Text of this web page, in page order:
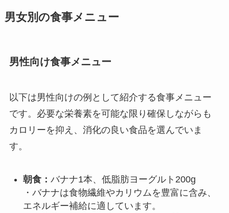
男女別の食事メニュー
男性向け食事メニュー
以下は男性向けの例として紹介する食事メニュー
です。必要な栄養素を可能な限り確保しながらも
カロリーを抑え、消化の良い食品を選んでいま
す。
朝食： バナナ1本、低脂肪ヨーグルト200g
・バナナは食物繊維やカリウムを豊富に含み、
エネルギー補給に適しています。